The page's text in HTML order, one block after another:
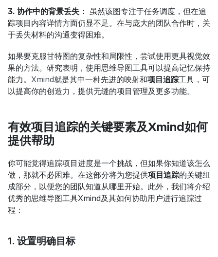
3. 协作中的背景丢失： 虽然该图专注于任务调度，但在追
踪项目内容详情方面仍显不足。在与庞大的团队合作时，关
于丢失材料的沟通变得困难。
如果要克服甘特图的复杂性和局限性，尝试使用更具视觉效
果的方法。研究表明，使用思维导图工具可以提高记忆保持
能力。 Xmind就是其中一种先进的映射和项目追踪工具，可
以提高你的创造力，提供无缝的项目管理及更多功能。
有效项目追踪的关键要素及Xmind如何
提供帮助
你可能觉得追踪项目进度是一个挑战，但如果你知道该怎么
做，那就不必困难。在这部分将为您提供项目追踪的关键组
成部分，以便您的团队知道从哪里开始。此外，我们将介绍
优秀的思维导图工具Xmind及其如何协助用户进行追踪过
程：
1. 设置明确目标